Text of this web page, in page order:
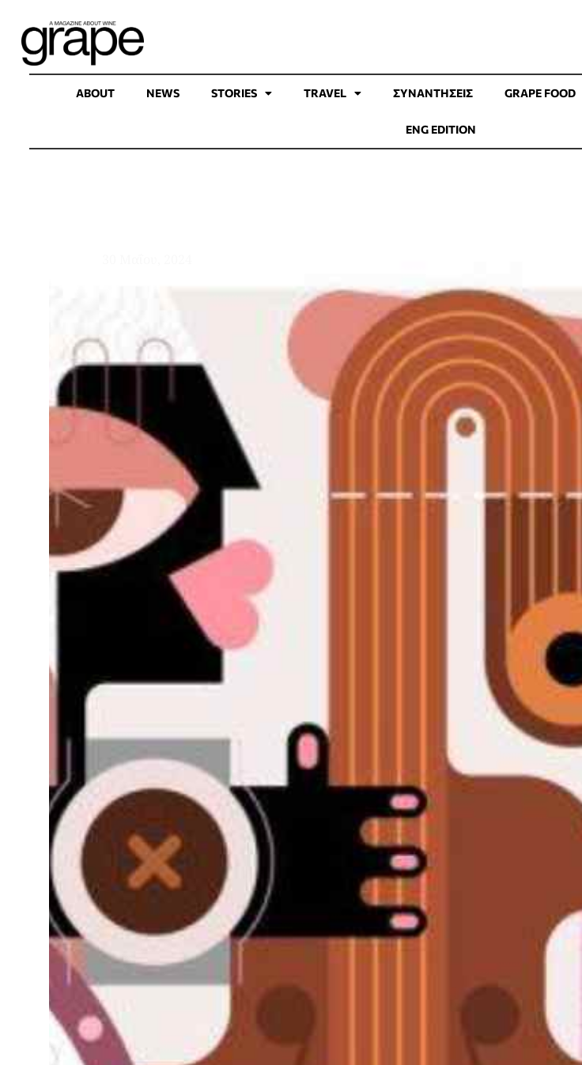
ABOUT NEWS STORIES TRAVEL ΣΥΝΑΝΤΉΣΕΙΣ GRAPE FOOD
ENG EDITION